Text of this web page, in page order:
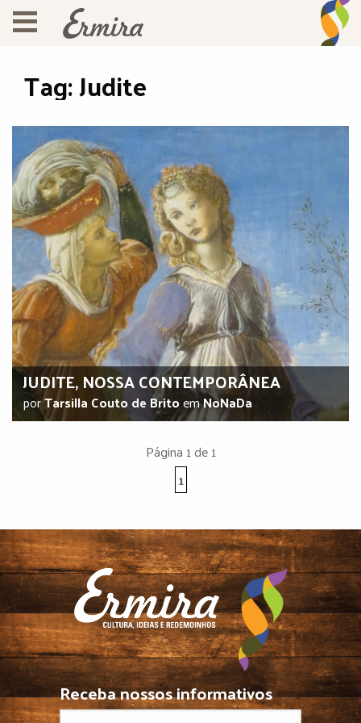
Tag:Judite
JUDITE, NOSSA CONTEMPORÂNEA
porTarsilla Couto de BritoemNoNaDa
Página 1 de 1
1
Receba nossos informativos